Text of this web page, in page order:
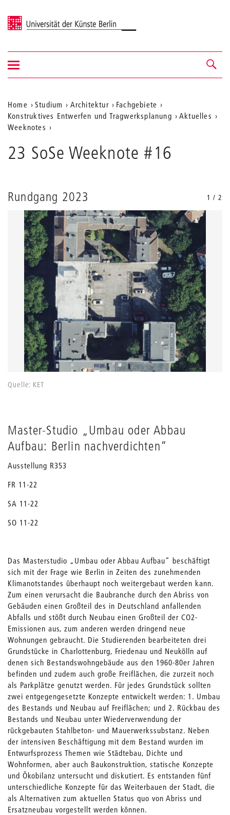
Universität der Künste Berlin
Navigation &
Suche
Navigation
ein-/ausblenden
Aktuelle
Position
der
Home Studium Architektur
Fachgebiete
Konstruktives Entwerfen und Tragwerksplanung
Aktuelles
Weeknotes
23 SoSe Weeknote #16
Rundgang 2023
Quelle: KET
1 / 2
Master-Studio „Umbau oder Abbau
Aufbau: Berlin nachverdichten“
Ausstellung R353
FR 11-22
SA 11-22
SO 11-22
Das Masterstudio „Umbau oder Abbau Aufbau“ beschäftigt
sich mit der Frage wie Berlin in Zeiten des zunehmenden
Klimanotstandes überhaupt noch weitergebaut werden kann.
Zum einen verursacht die Baubranche durch den Abriss von
Gebäuden einen Großteil des in Deutschland anfallenden
Abfalls und stößt durch Neubau einen Großteil der CO2-
Emissionen aus, zum anderen werden dringend neue
Wohnungen gebraucht. Die Studierenden bearbeiteten drei
Grundstücke in Charlottenburg, Friedenau und Neukölln auf
denen sich Bestandswohngebäude aus den 1960-80er Jahren
befinden und zudem auch große Freiflächen, die zurzeit noch
als Parkplätze genutzt werden. Für jedes Grundstück sollten
zwei entgegengesetzte Konzepte entwickelt werden: 1. Umbau
des Bestands und Neubau auf Freiflächen; und 2. Rückbau des
Bestands und Neubau unter Wiederverwendung der
rückgebauten Stahlbeton- und Mauerwerkssubstanz. Neben
der intensiven Beschäftigung mit dem Bestand wurden im
Entwurfsprozess Themen wie Städtebau, Dichte und
Wohnformen, aber auch Baukonstruktion, statische Konzepte
und Ökobilanz untersucht und diskutiert. Es entstanden fünf
unterschiedliche Konzepte für das Weiterbauen der Stadt, die
als Alternativen zum aktuellen Status quo von Abriss und
Ersatzneubau vorgestellt werden können.